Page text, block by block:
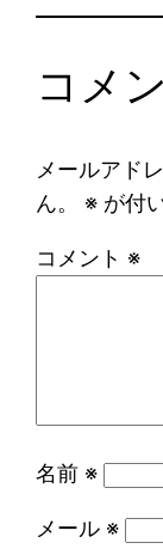
コメ
メールアド
ん。
※ が付
コメント ※
名前 ※
メール ※